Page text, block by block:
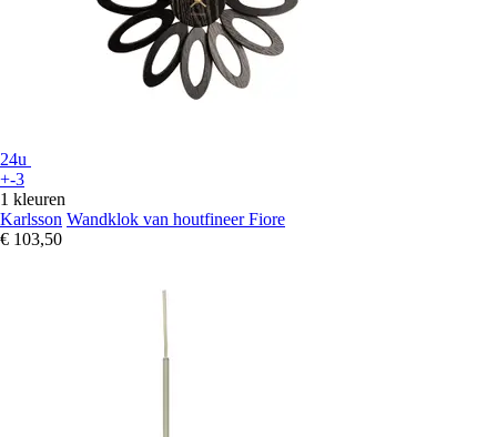
24u
+-3
1 kleuren
Karlsson Wandklok van houtfineer Fiore
€ 103,50